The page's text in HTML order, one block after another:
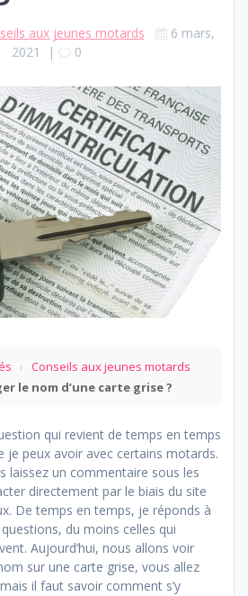
aux jeunes motards
6 mars,
2021
| 0
› Conseils aux jeunes motards
le nom d’une carte grise ?
qui revient de temps en temps
je peux avoir avec certains motards.
laissez un commentaire sous les
directement par le biais du site
De temps en temps, je réponds à
du moins celles qui
Aujourd’hui, nous allons voir
sur une carte grise, vous allez
il faut savoir comment s’y